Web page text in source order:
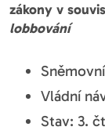
zákony v
lobbování
Vládní
Stav: 3.